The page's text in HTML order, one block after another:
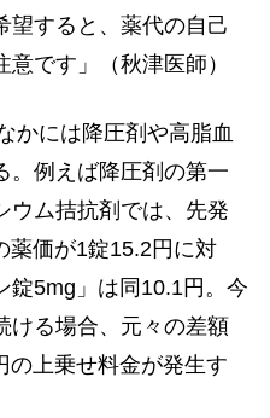
望すると、薬代の自己
です」（秋津医師）
かには降圧剤や高脂血
。例えば降圧剤の第一
ウム拮抗剤では、先発
薬価が1錠15.2円に対
錠5mg」は同10.1円。今
ける場合、元々の差額
の上乗せ料金が発生す